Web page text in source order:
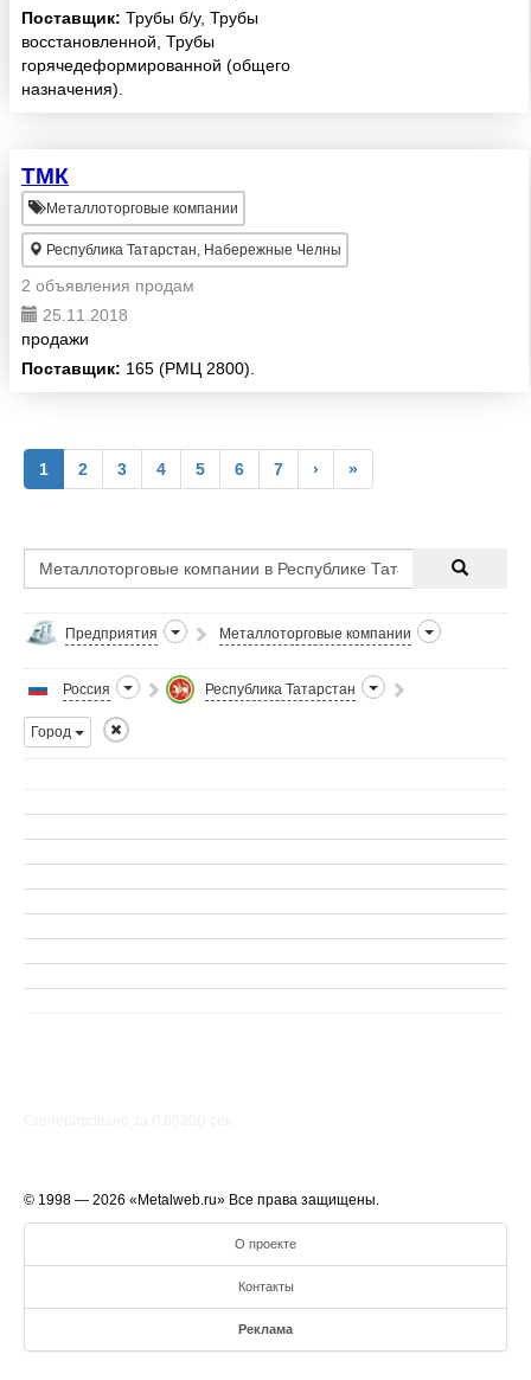
Поставщик: Трубы б/у, Трубы
восстановленной, Трубы
горячедеформированной (общего
назначения).
ТМК
Металлоторговые компании
Республика Татарстан, Набережные Челны
2 объявления продам
25.11.2018
продажи
Поставщик: 165 (РМЦ 2800).
1 2 3 4 5 6 7 › »
Предприятия Металлоторговые компании
Россия Республика Татарстан
Город
© 1998 — 2026 «Metalweb.ru» Все права защищены.
О проекте
Контакты
Реклама